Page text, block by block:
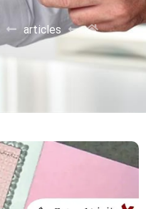
articles